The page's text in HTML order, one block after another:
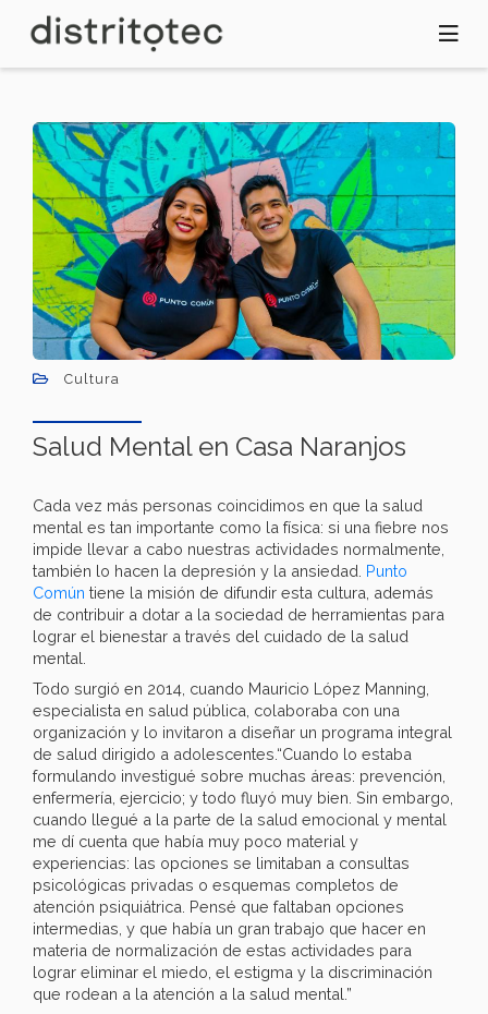
principal
Cultura
Salud Mental en Casa Naranjos
Cada vez más personas coincidimos en que la salud
mental es tan importante como la física: si una fiebre nos
impide llevar a cabo nuestras actividades normalmente,
también lo hacen la depresión y la ansiedad. Punto
Común tiene la misión de difundir esta cultura, además
de contribuir a dotar a la sociedad de herramientas para
lograr el bienestar a través del cuidado de la salud
mental.
Todo surgió en 2014, cuando Mauricio López Manning,
especialista en salud pública, colaboraba con una
organización y lo invitaron a diseñar un programa integral
de salud dirigido a adolescentes.“Cuando lo estaba
formulando investigué sobre muchas áreas: prevención,
enfermería, ejercicio; y todo fluyó muy bien. Sin embargo,
cuando llegué a la parte de la salud emocional y mental
me dí cuenta que había muy poco material y
experiencias: las opciones se limitaban a consultas
psicológicas privadas o esquemas completos de
atención psiquiátrica. Pensé que faltaban opciones
intermedias, y que había un gran trabajo que hacer en
materia de normalización de estas actividades para
lograr eliminar el miedo, el estigma y la discriminación
que rodean a la atención a la salud mental.”